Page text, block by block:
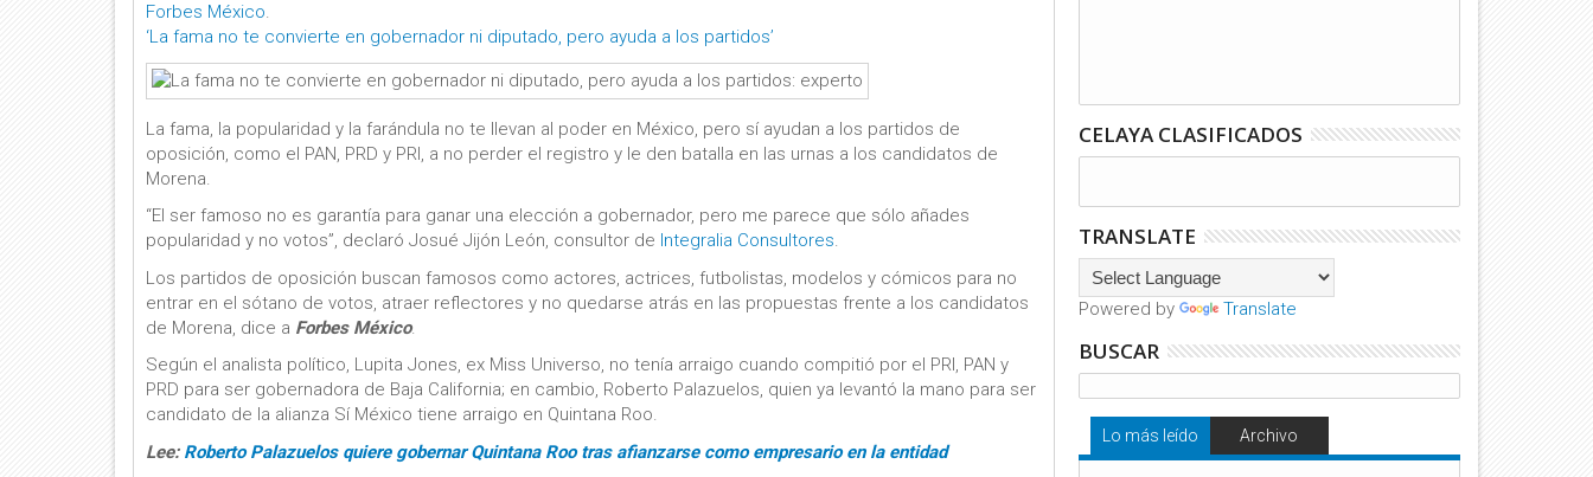
Forbes México.
‘La fama no te convierte en gobernador ni diputado, pero ayuda a los partidos’
La fama, la popularidad y la farándula no te llevan al poder en México, pero sí ayudan a los partidos de
oposición, como el PAN, PRD y PRI, a no perder el registro y le den batalla en las urnas a los candidatos de
Morena.
“El ser famoso no es garantía para ganar una elección a gobernador, pero me parece que sólo añades
popularidad y no votos”, declaró Josué Jijón León, consultor de Integralia Consultores.
Los partidos de oposición buscan famosos como actores, actrices, futbolistas, modelos y cómicos para no
entrar en el sótano de votos, atraer reflectores y no quedarse atrás en las propuestas frente a los candidatos
de Morena, dice a Forbes México.
Según el analista político, Lupita Jones, ex Miss Universo, no tenía arraigo cuando compitió por el PRI, PAN y
PRD para ser gobernadora de Baja California; en cambio, Roberto Palazuelos, quien ya levantó la mano para ser
candidato de la alianza Sí México tiene arraigo en Quintana Roo.
Lee: Roberto Palazuelos quiere gobernar Quintana Roo tras afianzarse como empresario en la entidad
CELAYA CLASIFICADOS
TRANSLATE
Powered by Translate
BUSCAR
Lo más leído Archivo